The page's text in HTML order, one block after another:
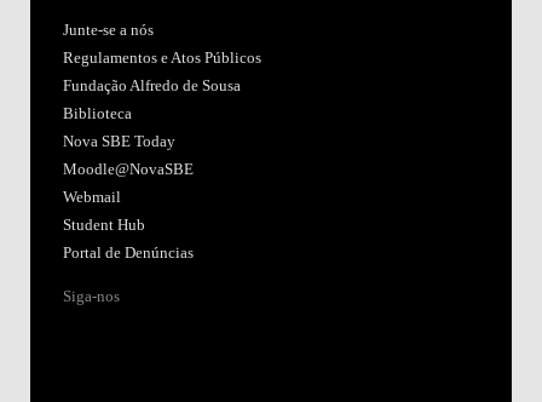
Junte-se a nós
Regulamentos e Atos Públicos
Fundação Alfredo de Sousa
Biblioteca
Nova SBE Today
Moodle@NovaSBE
Webmail
Student Hub
Portal de Denúncias
Siga-nos